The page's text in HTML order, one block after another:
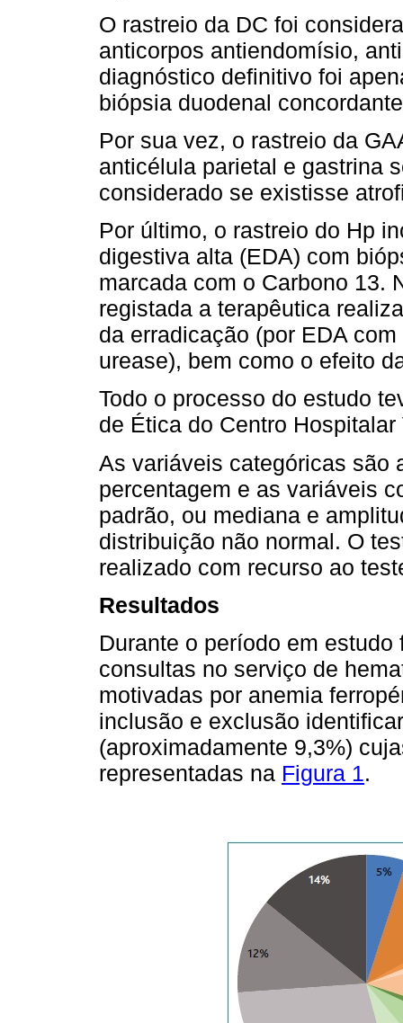
O rastreio da DC foi
anticorpos antiendomísio,
diagnóstico definitivo foi
biópsia duodenal
Por sua vez, o rastreio da
anticélula parietal e gastrina
considerado se existisse
Por último, o rastreio do Hp
digestiva alta (EDA) com
marcada com o Carbono 13.
registada a terapêutica
da erradicação (por EDA
urease), bem como o efeito
Todo o processo do estudo
de Ética do Centro
As variáveis categóricas são
percentagem e as variáveis
padrão, ou mediana e
distribuição não normal. O
realizado com recurso ao
Resultados
Durante o período em
consultas no serviço de
motivadas por anemia
inclusão e exclusão
(aproximadamente 9,3%)
representadas na Figura 1.